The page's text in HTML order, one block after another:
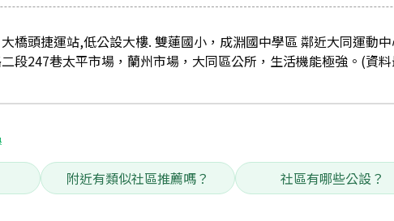
橋頭捷運站,低公設大樓. 雙蓮國小，成淵國中學區 鄰近大同運動
段247巷太平市場，蘭州市場，大同區公所，生活機能極強。(資
附近有類似社區推薦嗎？ 社區有哪些公設？